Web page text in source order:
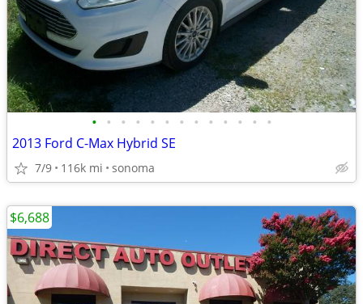
• • • • • • • • • • • • •
2013 Ford C-Max Hybrid SE
7/9 116k mi sonoma
$6,688